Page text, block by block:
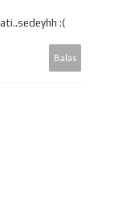
:(
Balas